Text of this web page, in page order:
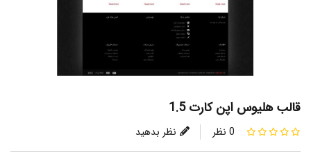
قالب هلیوس اپن کارت 1.5
0 نظر نظر بدهید